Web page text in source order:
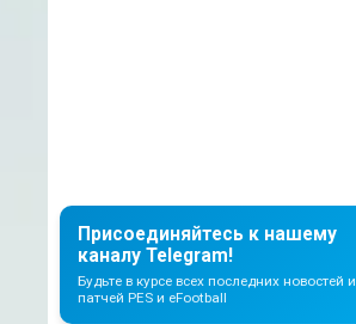
Присоединяйтесь к нашему
каналу Telegram!
Будьте в курсе всех последних новостей и
патчей PES и eFootball